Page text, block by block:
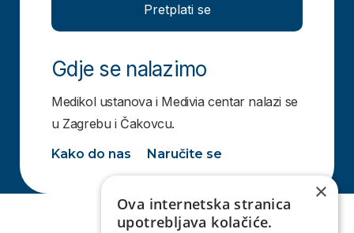
Pretplati se
Gdje se nalazimo
Medikol ustanova i Medivia centar nalazi se
u Zagrebu i Čakovcu.
Kako do nas Naručite se
×
Ova internetska stranica
upotrebljava kolačiće.